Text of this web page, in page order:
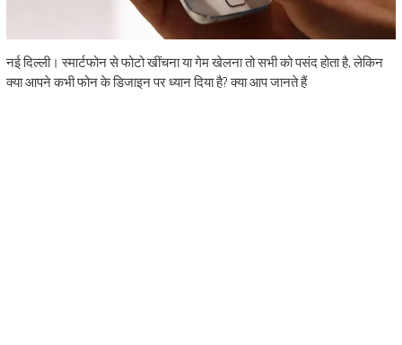
नई दिल्ली। स्मार्टफोन से फोटो खींचना या गेम खेलना तो सभी को पसंद होता है, लेकिन
क्या आपने कभी फोन के डिजाइन पर ध्यान दिया है? क्या आप जानते हैं